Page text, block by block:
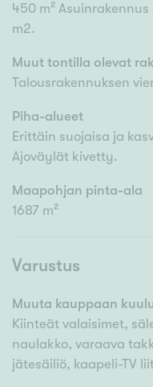
450 m²
m2.
Muut tontilla olevat
Talousrakennuksen
Piha-alueet
Erittäin suojaisa ja
Ajoväylät kivetty.
Maapohjan pinta-ala
1687 m²
Varustus
Muuta kauppaan
Kiinteät valaisimet,
naulakko, varaava
jätesäiliö, kaapeli-TV